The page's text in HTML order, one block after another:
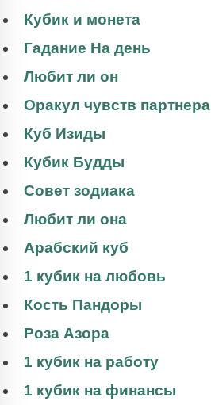
Кубик и монета
Гадание На день
Любит ли он
Оракул чувств партнера
Куб Изиды
Кубик Будды
Совет зодиака
Любит ли она
Арабский куб
1 кубик на любовь
Кость Пандоры
Роза Азора
1 кубик на работу
1 кубик на финансы